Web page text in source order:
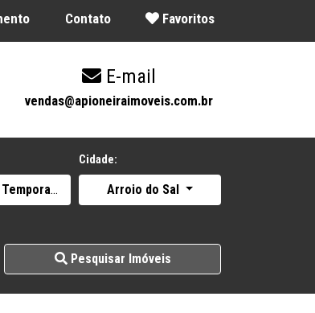
Contato Favoritos
E-mail
vendas@apioneiraimoveis.com.br
Cidade:
Arroio do Sal
Pesquisar Imóveis